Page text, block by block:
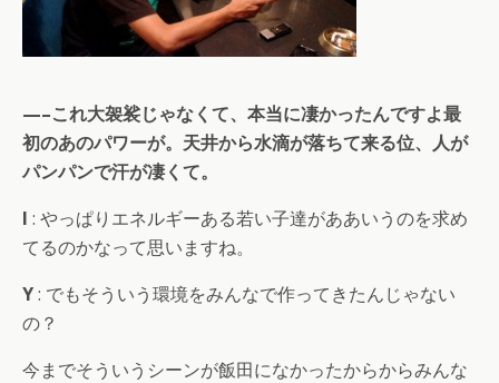
—–これ大袈裟じゃなくて、本当に凄かったんですよ最
初のあのパワーが。天井から水滴が落ちて来る位、人が
パンパンで汗が凄くて。
I : やっぱりエネルギーある若い子達がああいうのを求め
てるのかなって思いますね。
Y: でもそういう環境をみんなで作ってきたんじゃない
の？
今までそういうシーンが飯田になかったからからみんな